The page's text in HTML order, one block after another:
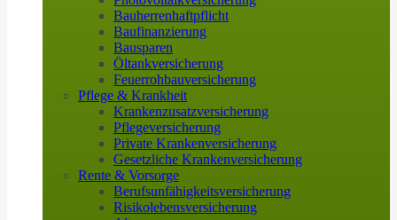
Bauherrenhaftpflicht
Baufinanzierung
Bausparen
Öltankversicherung
Feuerrohbauversicherung
Pflege & Krankheit
Krankenzusatzversicherung
Pflegeversicherung
Private Krankenversicherung
Gesetzliche Krankenversicherung
Rente & Vorsorge
Berufs­unfähigkeitsversicherung
Risikolebensversicherung